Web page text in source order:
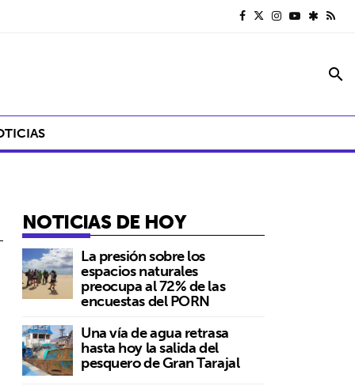
search
NOTICIAS DE HOY
La presión sobre los
espacios naturales
preocupa al 72% de las
encuestas del PORN
Una vía de agua retrasa
hasta hoy la salida del
pesquero de Gran Tarajal